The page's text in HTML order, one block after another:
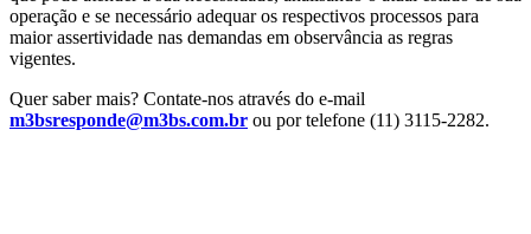
operação e se necessário adequar os respectivos processos para
maior assertividade nas demandas em observância as regras
vigentes.
Quer saber mais? Contate-nos através do e-mail
m3bsresponde@m3bs.com.br ou por telefone (11) 3115-2282.